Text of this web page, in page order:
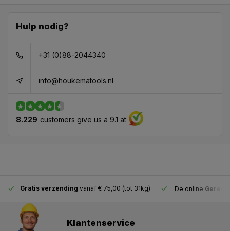
Hulp nodig?
+31 (0)88-2044340
info@houkematools.nl
8.229 customers give us a 9.1 at
Gratis verzending vanaf € 75,00 (tot 31kg) De online
Klantenservice